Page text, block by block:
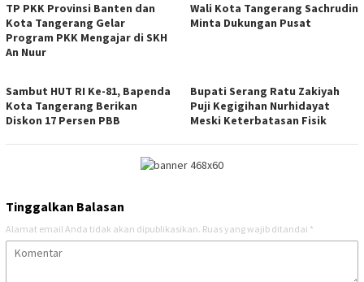
TP PKK Provinsi Banten dan
Kota Tangerang Gelar
Program PKK Mengajar di SKH
An Nuur
Wali Kota Tangerang Sachrudin
Minta Dukungan Pusat
Sambut HUT RI Ke-81, Bapenda
Kota Tangerang Berikan
Diskon 17 Persen PBB
Bupati Serang Ratu Zakiyah
Puji Kegigihan Nurhidayat
Meski Keterbatasan Fisik
Tinggalkan Balasan
Alamat email Anda tidak akan dipublikasikan. Ruas yang wajib ditandai *